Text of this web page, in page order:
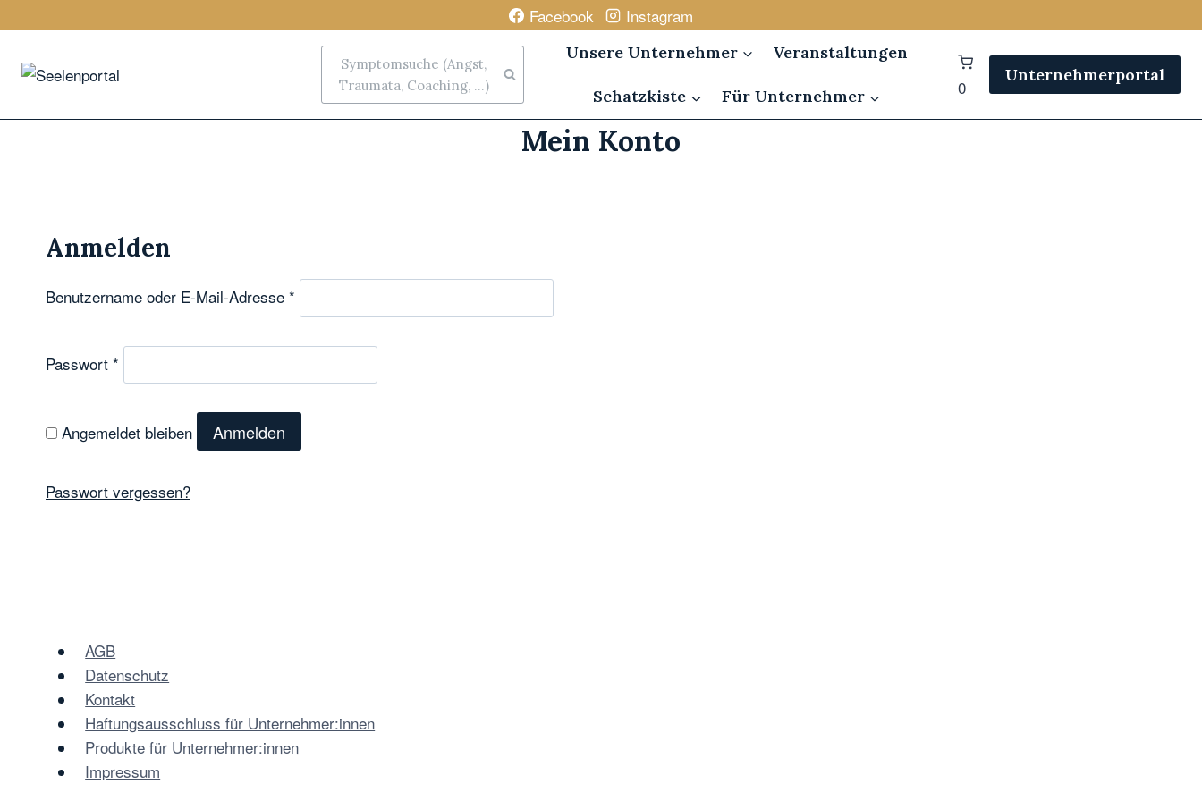
Facebook Instagram
Symptomsuche (Angst,
Traumata, Coaching, ...)
Unsere Unternehmer Veranstaltungen
Schatzkiste Für Unternehmer 0
Unternehmerportal
Mein Konto
Anmelden
Benutzername oder E-Mail-Adresse *
Passwort *
Angemeldet bleiben Anmelden
Passwort vergessen?
AGB
Datenschutz
Kontakt
Haftungsausschluss für Unternehmer:innen
Produkte für Unternehmer:innen
Impressum